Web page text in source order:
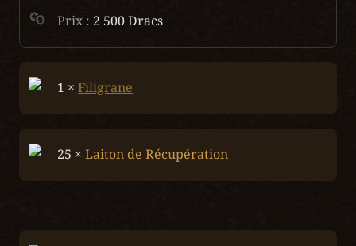
Prix : 2 500 Dracs
1 × Filigrane
25 × Laiton de Récupération